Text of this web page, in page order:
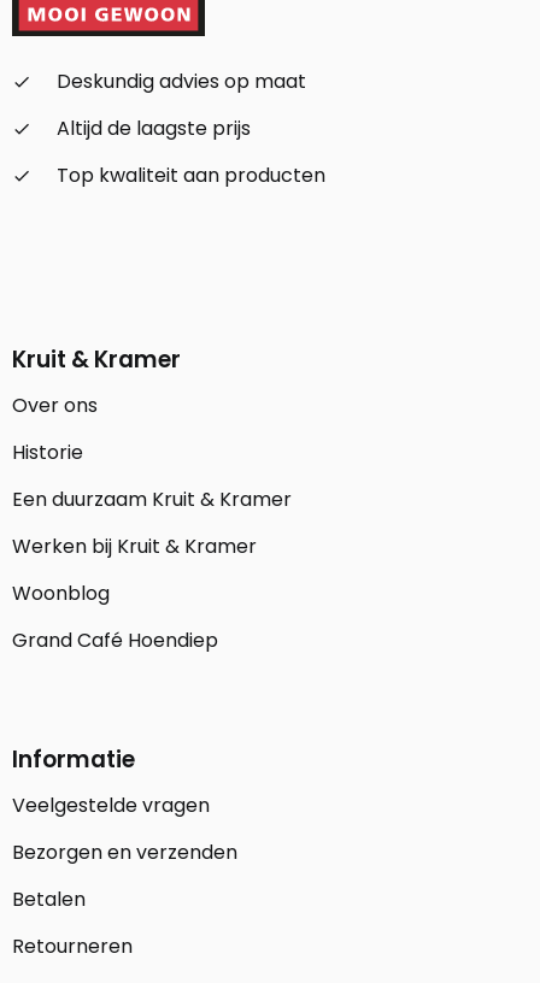
check_small
Deskundig advies op maat
check_small
Altijd de laagste prijs
check_small
Top kwaliteit aan producten
Kruit & Kramer
Over ons
Historie
Een duurzaam Kruit & Kramer
Werken bij Kruit & Kramer
Woonblog
Grand Café Hoendiep
Informatie
Veelgestelde vragen
Bezorgen en verzenden
Betalen
Retourneren